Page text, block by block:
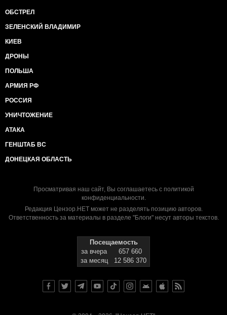
ОБСТРЕЛ
ЗЕЛЕНСКИЙ ВЛАДИМИР
КИЕВ
ДРОНЫ
ПОЛЬША
АРМИЯ РФ
РОССИЯ
УНИЧТОЖЕНИЕ
АТАКА
ГЕНШТАБ ВС
ДОНЕЦКАЯ ОБЛАСТЬ
Просматривая наш сайт, Вы соглашаетесь с политикой
конфиденциальности.
Редакция Цензор.НЕТ может не разделять позицию авторов.
Ответственность за материалы в разделе "Блоги" несут авторы текстов.
Посещаемость
за вчера
657 660
за месяц
12 586 370